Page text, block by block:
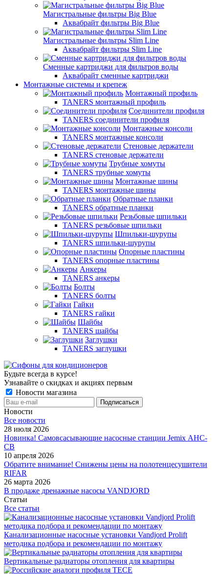
Магистральные фильтры Big Blue
Аквабрайт фильтры Big Blue
Магистральные фильтры Slim Line
Аквабрайт фильтры Slim Line
Сменные картриджи для фильтров воды
Аквабрайт сменные картриджи
Монтажные системы и крепеж
Монтажный профиль
TANERS монтажный профиль
Соединители профиля
TANERS соединители профиля
Монтажные консоли
TANERS монтажные консоли
Стеновые держатели
TANERS стеновые держатели
Трубные хомуты
TANERS трубные хомуты
Монтажные шины
TANERS монтажные шины
Обратные планки
TANERS обратные планки
Резьбовые шпильки
TANERS резьбовые шпильки
Шпильки-шурупы
TANERS шпильки-шурупы
Опорные пластины
TANERS опорные пластины
Анкеры
TANERS анкеры
Болты
TANERS болты
Гайки
TANERS гайки
Шайбы
TANERS шайбы
Заглушки
TANERS заглушки
Будьте всегда в курсе!
Узнавайте о скидках и акциях первым
Новости магазина
Новости
Все новости
28 июля 2026
Новинка! Самовсасывающие насосные станции Jemix АНС-
СВ
10 апреля 2026
Обратите внимание! Снижены цены на полотенцесушители
RIFAR
26 марта 2026
В продаже дренажные насосы VANDJORD
Статьи
Все статьи
Канализационные насосные установки Vandjord Prolift
методика подбора и рекомендации по монтажу
Вертикальные радиаторы отопления для квартиры